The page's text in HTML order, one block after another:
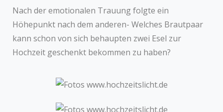
Nach der emotionalen Trauung folgte ein
Höhepunkt nach dem anderen- Welches Brautpaar
kann schon von sich behaupten zwei Esel zur
Hochzeit geschenkt bekommen zu haben?